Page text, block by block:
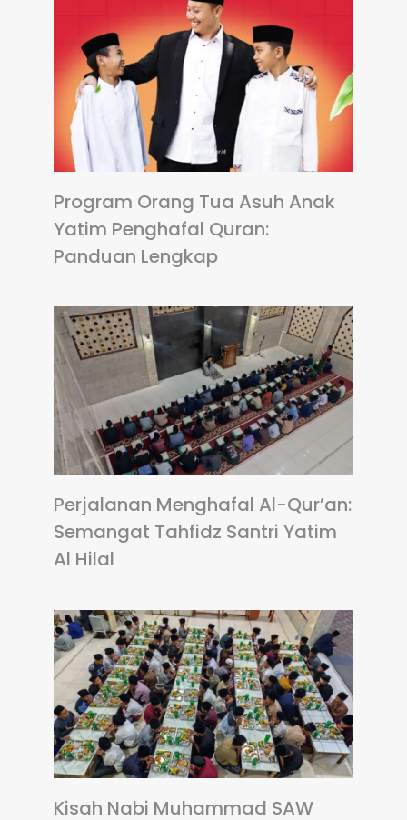
Program Orang Tua Asuh Anak
Yatim Penghafal Quran:
Panduan Lengkap
Perjalanan Menghafal Al-Qur’an:
Semangat Tahfidz Santri Yatim
Al Hilal
Kisah Nabi Muhammad SAW